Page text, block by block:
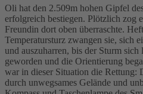
Oli hat den 2.509m hohen Gipfel
erfolgreich bestiegen. Plötzlich zog
Freundin dort oben überraschte.
Temperatursturz zwangen sie, sich
und auszuharren, bis der Sturm
geworden und die Orientierung
war in dieser Situation die Rettung:
durch unwegsames Gelände und